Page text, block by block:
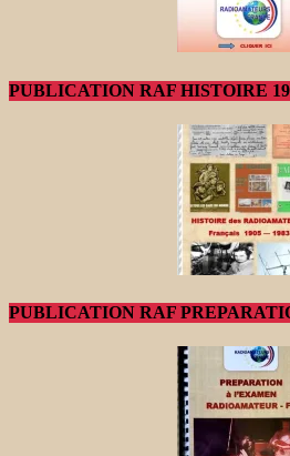
PUBLICATION RAF HISTOIRE
PUBLICATION RAF